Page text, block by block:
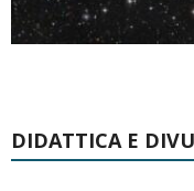
DIDATTICA E